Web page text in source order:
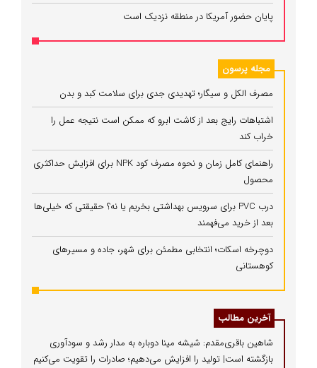
پایان حضور آمریکا در منطقه نزدیک است
مجله پرسون
مصرف الکل و سیگار؛ تهدیدی جدی برای سلامت کبد و بدن
اشتباهات رایج بعد از کاشت ابرو که ممکن است نتیجه عمل را
خراب کند
راهنمای کامل زمان و نحوه مصرف کود NPK برای افزایش حداکثری
محصول
درب PVC برای سرویس بهداشتی بخریم یا نه؟ حقیقتی که خیلی‌ها
بعد از خرید می‌فهمند
دوچرخه اسکات؛ انتخابی مطمئن برای شهر، جاده و مسیرهای
کوهستانی
آخرین مطالب
شاهین باقری‌مقدم: شیشه مینا دوباره به مدار رشد و سودآوری
بازگشته است| تولید را افزایش می‌دهیم؛ صادرات را تقویت می‌کنیم